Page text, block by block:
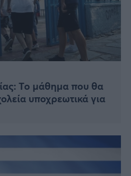
Το μάθημα που θα
υποχρεωτικά για